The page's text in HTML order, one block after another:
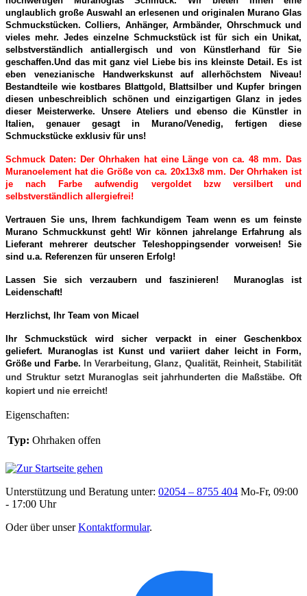
unglaublich große Auswahl an erlesenen und originalen Murano Glas
Schmuckstücken. Colliers, Anhänger, Armbänder, Ohrschmuck und
vieles mehr. Jedes einzelne Schmuckstück ist für sich ein Unikat,
selbstverständlich antiallergisch und von Künstlerhand für Sie
geschaffen.Und das mit ganz viel Liebe bis ins kleinste Detail. Es ist
eben venezianische Handwerkskunst auf allerhöchstem Niveau!
Bestandteile wie kostbares Blattgold, Blattsilber und Kupfer bringen
diesen unbeschreiblich schönen und einzigartigen Glanz in jedes
dieser Meisterwerke. Unsere Ateliers und ebenso die Künstler in
Italien, genauer gesagt in Murano/Venedig, fertigen diese
Schmuckstücke exklusiv für uns!
Schmuck Daten: Der Ohrhaken hat eine Länge von ca. 48 mm. Das
Muranoelement hat die Größe von ca. 20x13x8 mm. Der Ohrhaken ist
je nach Farbe aufwendig vergoldet bzw versilbert und
selbstverständlich allergiefrei!
Vertrauen Sie uns, Ihrem fachkundigem Team wenn es um feinste
Murano Schmuckkunst geht! Wir können jahrelange Erfahrung als
Lieferant mehrerer deutscher Teleshoppingsender vorweisen! Sie
sind u.a. Referenzen für unseren Erfolg!
Lassen Sie sich verzaubern und faszinieren! Muranoglas ist
Leidenschaft!
Herzlichst, Ihr Team von Micael
Ihr Schmuckstück wird sicher verpackt in einer Geschenkbox
geliefert. Muranoglas ist Kunst und variiert daher leicht in Form,
Größe und Farbe. In Verarbeitung, Glanz, Qualität, Reinheit, Stabilität
und Struktur setzt Muranoglas seit jahrhunderten die Maßstäbe. Oft
kopiert und nie erreicht!
Eigenschaften:
Typ: Ohrhaken offen
Unterstützung und Beratung unter: 02054 – 8755 404 Mo-Fr, 09:00
- 17:00 Uhr
Oder über unserKontaktformular.